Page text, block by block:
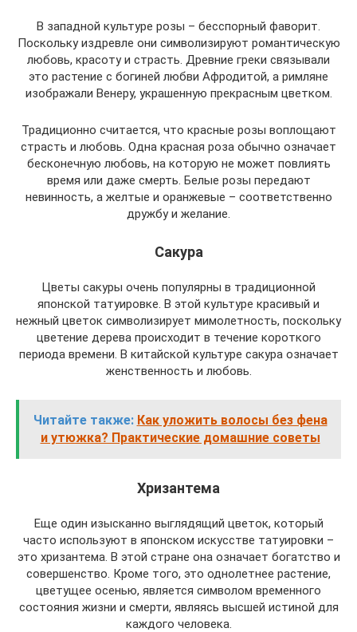
В западной культуре розы – бесспорный фаворит.
Поскольку издревле они символизируют романтическую
любовь, красоту и страсть. Древние греки связывали
это растение с богиней любви Афродитой, а римляне
изображали Венеру, украшенную прекрасным цветком.
Традиционно считается, что красные розы воплощают
страсть и любовь. Одна красная роза обычно означает
бесконечную любовь, на которую не может повлиять
время или даже смерть. Белые розы передают
невинность, а желтые и оранжевые – соответственно
дружбу и желание.
Сакура
Цветы сакуры очень популярны в традиционной
японской татуировке. В этой культуре красивый и
нежный цветок символизирует мимолетность, поскольку
цветение дерева происходит в течение короткого
периода времени. В китайской культуре сакура означает
женственность и любовь.
Читайте также: Как уложить волосы без фена
и утюжка? Практические домашние советы
Хризантема
Еще один изысканно выглядящий цветок, который
часто используют в японском искусстве татуировки –
это хризантема. В этой стране она означает богатство и
совершенство. Кроме того, это однолетнее растение,
цветущее осенью, является символом временного
состояния жизни и смерти, являясь высшей истиной для
каждого человека.